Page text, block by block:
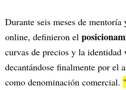
Durante seis meses de mentoría
online, definieron el
curvas de precios y la identidad
decantándose finalmente por el
como denominación comercial.